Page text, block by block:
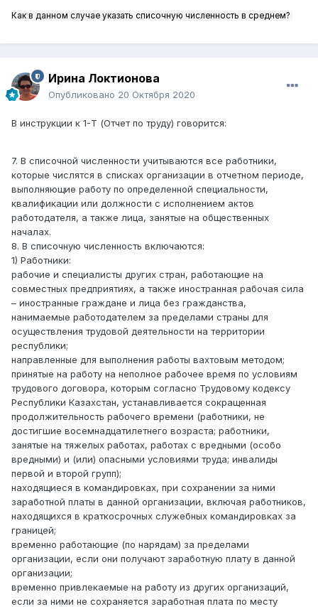
Как в данном случае указать списочную численность в среднем?
Ирина Локтионова
Опубликовано 20 Октября 2020
В инструкции к 1-Т (Отчет по труду) говорится:
7. В списочной численности учитываются все работники,
которые числятся в списках организации в отчетном периоде,
выполняющие работу по определенной специальности,
квалификации или должности с исполнением актов
работодателя, а также лица, занятые на общественных
началах.
8. В списочную численность включаются:
1) Работники:
рабочие и специалисты других стран, работающие на
совместных предприятиях, а также иностранная рабочая сила
– иностранные граждане и лица без гражданства,
нанимаемые работодателем за пределами страны для
осуществления трудовой деятельности на территории
республики;
направленные для выполнения работы вахтовым методом;
принятые на работу на неполное рабочее время по условиям
трудового договора, которым согласно Трудовому кодексу
Республики Казахстан, устанавливается сокращенная
продолжительность рабочего времени (работники, не
достигшие восемнадцатилетнего возраста; работники,
занятые на тяжелых работах, работах с вредными (особо
вредными) и (или) опасными условиями труда; инвалиды
первой и второй групп);
находящиеся в командировках, при сохранении за ними
заработной платы в данной организации, включая работников,
находящихся в краткосрочных служебных командировках за
границей;
временно работающие (по нарядам) за пределами
организации, если они получают заработную плату в данной
организации;
временно привлекаемые на работу из других организаций,
если за ними не сохраняется заработная плата по месту